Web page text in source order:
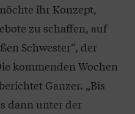
ihr Konzept,
zu schaffen, auf
Schwester“, der
kommenden Wochen
Ganzer. „Bis
dann unter der